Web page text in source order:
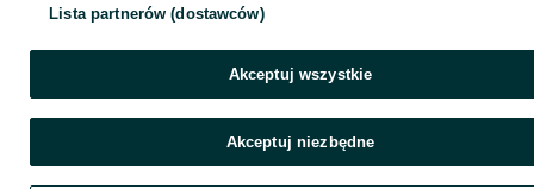
Lista partnerów (dostawców)
Akceptuj wszystkie
Akceptuj niezbędne